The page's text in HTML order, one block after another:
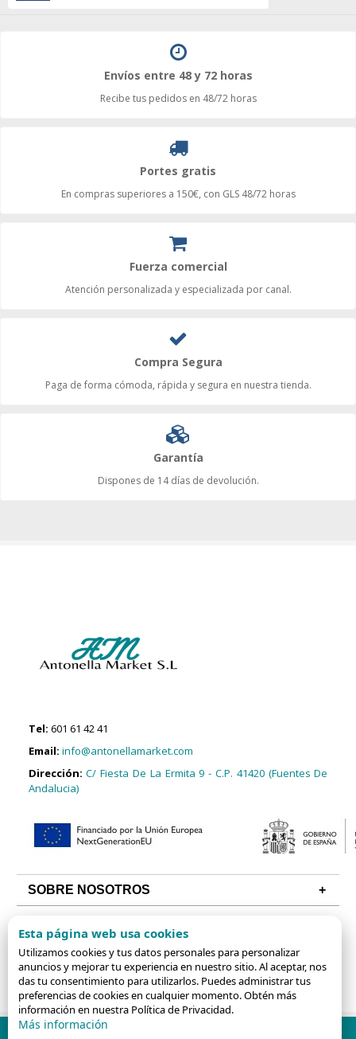
Envíos entre 48 y 72 horas
Recibe tus pedidos en 48/72 horas
Portes gratis
En compras superiores a 150€, con GLS 48/72 horas
Fuerza comercial
Atención personalizada y especializada por canal.
Compra Segura
Paga de forma cómoda, rápida y segura en nuestra tienda.
Garantía
Dispones de 14 días de devolución.
Tel: 601 61 42 41
Email: info@antonellamarket.com
Dirección:C/ Fiesta De La Ermita 9 - C.P. 41420 (Fuentes De
Andalucia)
SOBRE NOSOTROS
ALGUNAS CATEGORÍAS
Esta página web usa cookies
Utilizamos cookies y tus datos personales para personalizar
anuncios y mejorar tu experiencia en nuestro sitio. Al aceptar, nos
das tu consentimiento para utilizarlos. Puedes administrar tus
preferencias de cookies en cualquier momento. Obtén más
información en nuestra Política de Privacidad.
Más información